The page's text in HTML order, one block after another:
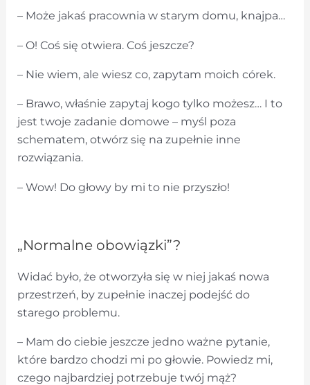
– Może jakaś pracownia w starym domu, knajpa…
– O! Coś się otwiera. Coś jeszcze?
– Nie wiem, ale wiesz co, zapytam moich córek.
– Brawo, właśnie zapytaj kogo tylko możesz… I to
jest twoje zadanie domowe – myśl poza
schematem, otwórz się na zupełnie inne
rozwiązania.
– Wow! Do głowy by mi to nie przyszło!
„Normalne obowiązki”?
Widać było, że otworzyła się w niej jakaś nowa
przestrzeń, by zupełnie inaczej podejść do
starego problemu.
– Mam do ciebie jeszcze jedno ważne pytanie,
które bardzo chodzi mi po głowie. Powiedz mi,
czego najbardziej potrzebuje twój mąż?